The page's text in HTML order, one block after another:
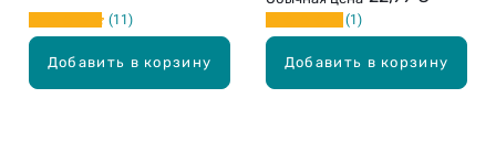
Добавить в корзину
11
Добавить в корзину
1